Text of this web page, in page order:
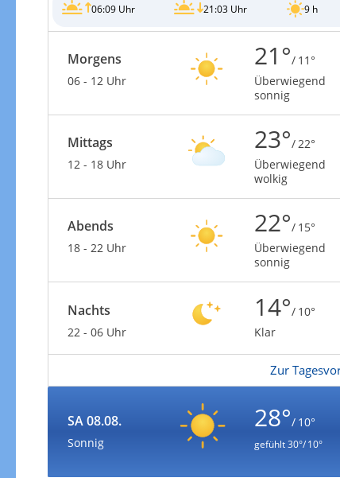
06:09 Uhr 21:03 Uhr 9 h
Morgens
06 - 12 Uhr
21°/ 11°
Überwiegend
sonnig
Mittags
12 - 18 Uhr
23°/ 22°
Überwiegend
wolkig
Abends
18 - 22 Uhr
22°/ 15°
Überwiegend
sonnig
Nachts
22 - 06 Uhr
14°/ 10°
Klar
Zur
SA 08.08.
Sonnig
28°/ 10°
gefühlt30°/ 10°